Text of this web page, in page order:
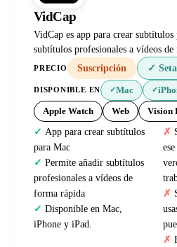
VidCap
VidCap es app para crear
subtítulos profesionales a vídeos
PRECIO Suscripción ✓
DISPONIBLE EN ✓Mac ✓
Apple Watch Web Vision
App para crear subtítulos
para Mac
Permite añadir subtítulos
profesionales a vídeos de
forma rápida
Disponible en Mac,
iPhone y iPad.